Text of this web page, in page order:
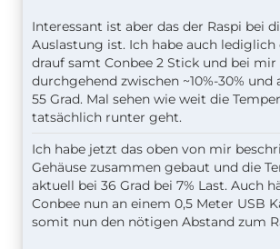
Interessant ist aber das der Raspi bei
Auslastung ist. Ich habe auch
drauf samt Conbee 2 Stick und bei
durchgehend zwischen ~10%-30%
55 Grad. Mal sehen wie weit die
tatsächlich runter geht.
Ich habe jetzt das oben von mir
Gehäuse zusammen gebaut und die
aktuell bei 36 Grad bei 7% Last. Auch
Conbee nun an einem 0,5 Meter USB
somit nun den nötigen Abstand zum